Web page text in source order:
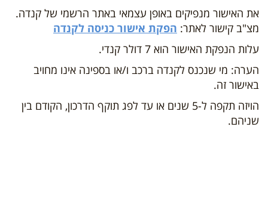
את האישור מנפיקים באופן עצמאי באתר הרשמי של קנדה.
מצ"ב קישור לאתר: הפקת אישור כניסה לקנדה
עלות הנפקת האישור הוא 7 דולר קנדי.
הערה: מי שנכנס לקנדה ברכב ו/או בספינה אינו מחויב
באישור זה.
הויזה תקפה ל-5 שנים או עד לפג תוקף הדרכון, הקודם בין
שניהם.